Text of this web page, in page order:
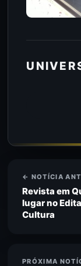
← NOTÍCIA
Revista em
lugar no
Cultura
PRÓXIMA